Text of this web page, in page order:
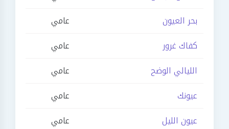
بحر العيون
عامي
كفاك غرور
عامي
الليالي الوضح
عامي
عيونك
عامي
عيون الليل
عامي